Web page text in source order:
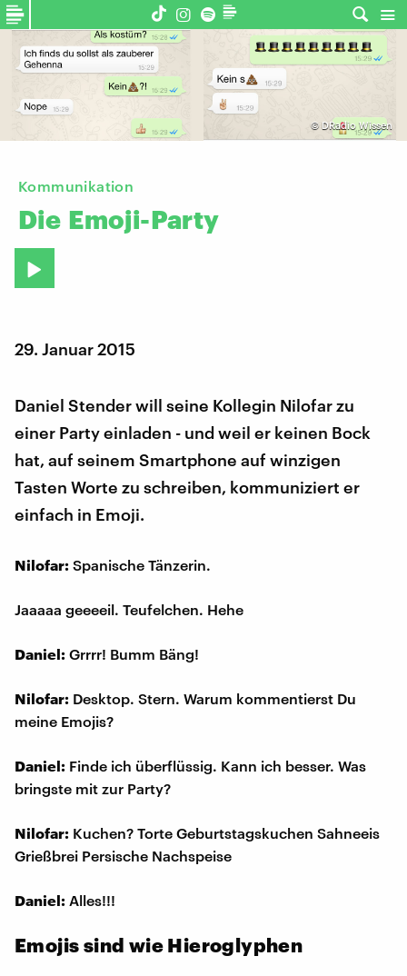
© DRadio Wissen
Kommunikation
Die Emoji-Party
29. Januar 2015
Daniel Stender will seine Kollegin Nilofar zu
einer Party einladen - und weil er keinen Bock
hat, auf seinem Smartphone auf winzigen
Tasten Worte zu schreiben, kommuniziert er
einfach in Emoji.
Nilofar: Spanische Tänzerin.
Jaaaaa geeeeil. Teufelchen. Hehe
Daniel: Grrrr! Bumm Bäng!
Nilofar: Desktop. Stern. Warum kommentierst Du
meine Emojis?
Daniel: Finde ich überflüssig. Kann ich besser. Was
bringste mit zur Party?
Nilofar: Kuchen? Torte Geburtstagskuchen Sahneeis
Grießbrei Persische Nachspeise
Daniel: Alles!!!
Emojis sind wie Hieroglyphen